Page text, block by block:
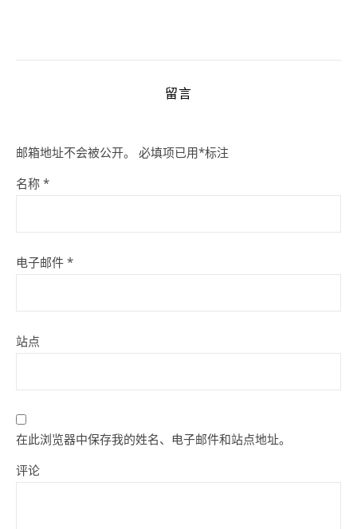
留言
邮箱地址不会被公开。 必填项已用*标注
名称 *
电子邮件 *
站点
在此浏览器中保存我的姓名、电子邮件和站点地址。
评论